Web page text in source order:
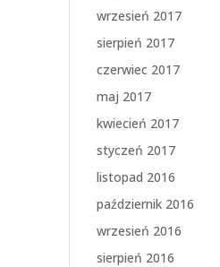
wrzesień 2017
sierpień 2017
czerwiec 2017
maj 2017
kwiecień 2017
styczeń 2017
listopad 2016
październik 2016
wrzesień 2016
sierpień 2016